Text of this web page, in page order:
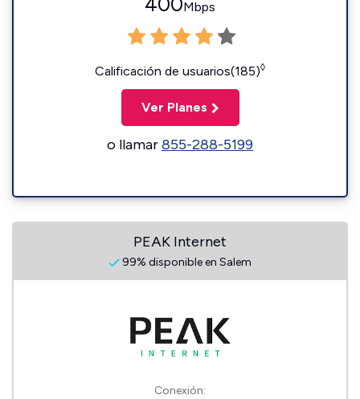
Mbps
Calificación de usuarios(185)◊
Ver Planes
o llamar855-288-5199
PEAK Internet
99% disponible en Salem
Conexión: